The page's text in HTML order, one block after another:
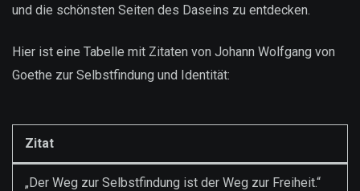
und die schönsten Seiten des Daseins zu entdecken.
Hier ist eine Tabelle mit Zitaten von Johann Wolfgang von
Goethe zur Selbstfindung und Identität:
Zitat
„Der Weg zur Selbstfindung ist der Weg zur Freiheit.“